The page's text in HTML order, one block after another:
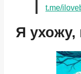
t.me/
Я ухожу,